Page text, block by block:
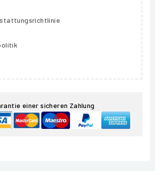
einer sicheren Zahlung